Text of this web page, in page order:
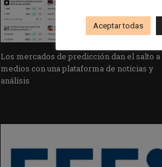
Los mercados de predicción dan el salto a
medios con una plataforma de noticias y
análisis
Aceptar todas